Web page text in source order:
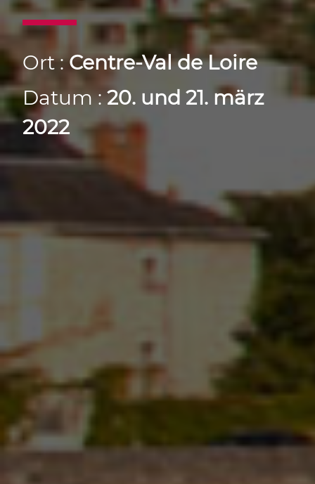
Ort :Centre-Val de Loire
Datum :20. und 21. märz
2022